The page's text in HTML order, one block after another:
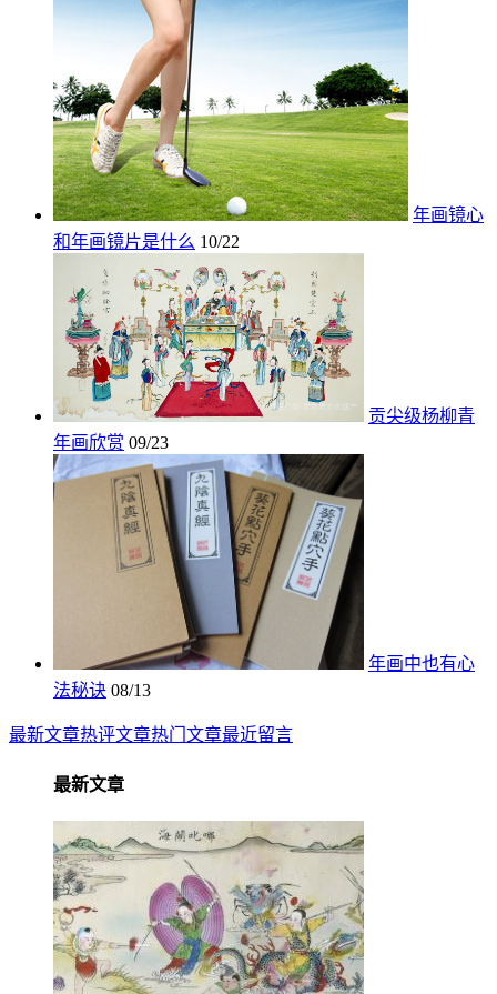
年画镜心
和年画镜片是什么 10/22
贡尖级杨柳青
年画欣赏 09/23
年画中也有心
法秘诀 08/13
最新文章热评文章热门文章最近留言
最新文章